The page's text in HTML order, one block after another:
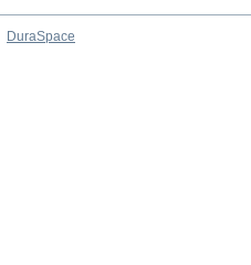
DuraSpace